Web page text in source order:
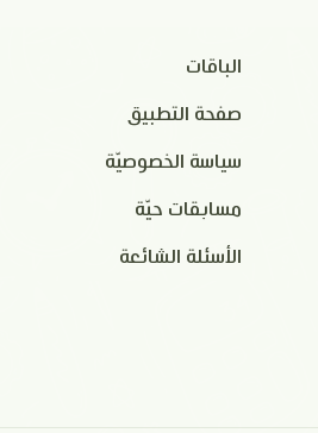
الباقات
صفحة التطبيق
سياسة الخصوصيّة
مسابقات حيّة
الأسئلة الشائعة